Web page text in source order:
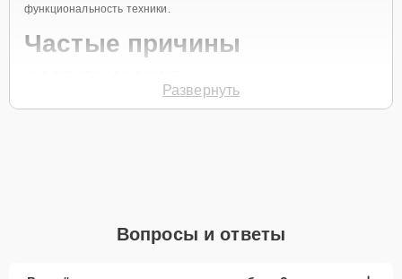
функциональность техники.
Частые причины
Редкое обслуживание техники
Развернуть
Вопросы и ответы